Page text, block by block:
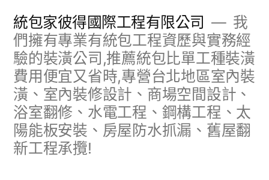
統包家彼得國際工程有限公司
我
們擁有專業有統包工程資歷與實務經
驗的裝潢公司,推薦統包比單工種裝潢
費用便宜又省時,專營台北地區室內裝
潢、室內裝修設計、商場空間設計、
浴室翻修、水電工程、鋼構工程、太
陽能板安裝、房屋防水抓漏、舊屋翻
新工程承攬!